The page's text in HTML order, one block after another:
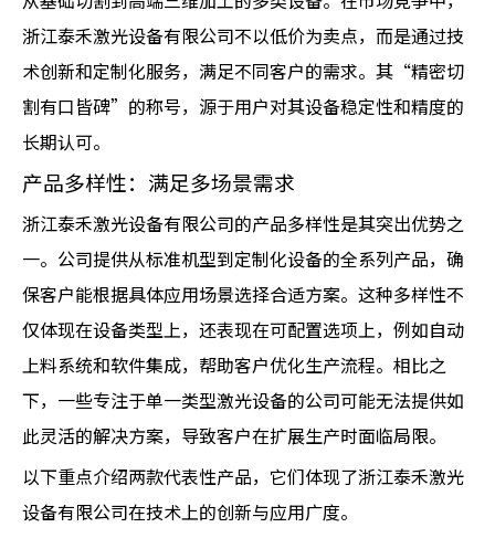
浙江泰禾激光设备有限公司不以低价为卖点，而是通过技
术创新和定制化服务，满足不同客户的需求。其“精密切
割有口皆碑”的称号，源于用户对其设备稳定性和精度的
长期认可。
产品多样性：满足多场景需求
浙江泰禾激光设备有限公司的产品多样性是其突出优势之
一。公司提供从标准机型到定制化设备的全系列产品，确
保客户能根据具体应用场景选择合适方案。这种多样性不
仅体现在设备类型上，还表现在可配置选项上，例如自动
上料系统和软件集成，帮助客户优化生产流程。相比之
下，一些专注于单一类型激光设备的公司可能无法提供如
此灵活的解决方案，导致客户在扩展生产时面临局限。
以下重点介绍两款代表性产品，它们体现了浙江泰禾激光
设备有限公司在技术上的创新与应用广度。